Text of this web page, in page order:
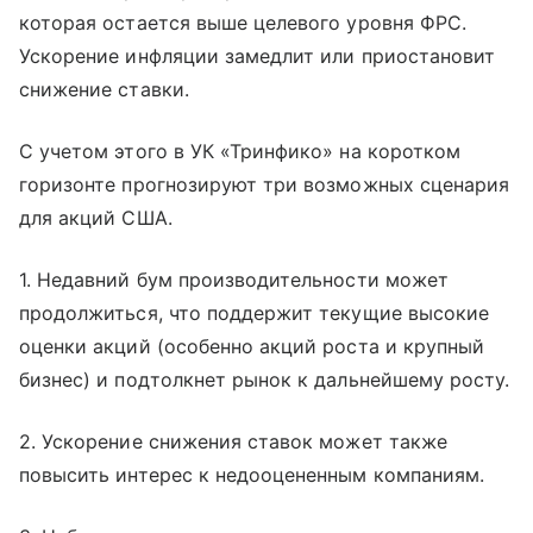
которая остается выше целевого уровня ФРС.
Ускорение инфляции замедлит или приостановит
снижение ставки.
С учетом этого в УК «Тринфико» на коротком
горизонте прогнозируют три возможных сценария
для акций США.
1. Недавний бум производительности может
продолжиться, что поддержит текущие высокие
оценки акций (особенно акций роста и крупный
бизнес) и подтолкнет рынок к дальнейшему росту.
2. Ускорение снижения ставок может также
повысить интерес к недооцененным компаниям.